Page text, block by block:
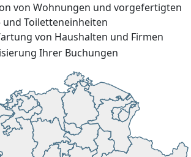
von Wohnungen und vorgefertigten
und Toiletteneinheiten
von Haushalten und Firmen
Ihrer Buchungen